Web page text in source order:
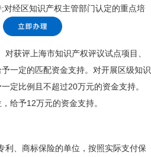
经区知识产权主管部门认定的重点培
获评上海市知识产权评议试点项目、
一定的匹配资金支持。对开展区级知识
定比例且不超过20万元的资金支持。
给予12万元的资金支持。
利、商标保险的单位，按照实际支付保